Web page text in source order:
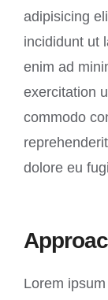
adipisicing
incididunt ut
enim ad
exercitation
commodo
dolore eu
Lorem